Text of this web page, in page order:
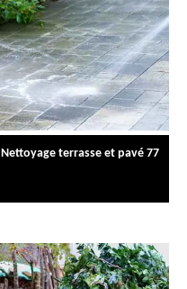
Nettoyage terrasse et pavé 77